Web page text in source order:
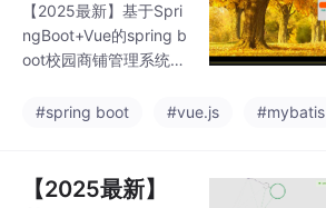
详细的视频介绍
boot校园商铺管
理系统管理系统
MySQL
【2025最新】基于Spri
ngBoot+Vue的spring b
oot校园商铺管理系统管
MySQL，拿走直接用
（通过*AIGC*）*技术
#spring boot #vue.js #mybatis
【2025最新】